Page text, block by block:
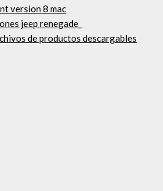
version 8 mac
jeep renegade_
de productos descargables